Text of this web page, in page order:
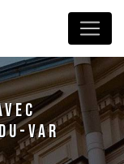
Var